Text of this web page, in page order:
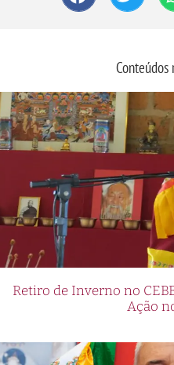
Conteúdos
Retiro de Inverno no
Ação